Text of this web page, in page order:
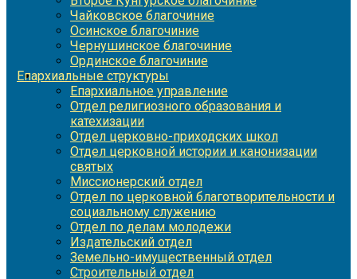
Чайковское благочиние
Осинское благочиние
Чернушинское благочиние
Ординское благочиние
Епархиальные структуры
Епархиальное управление
Отдел религиозного образования и
катехизации
Отдел церковно-приходских школ
Отдел церковной истории и канонизации
святых
Миссионерский отдел
Отдел по церковной благотворительности и
социальному служению
Отдел по делам молодежи
Издательский отдел
Земельно-имущественный отдел
Строительный отдел